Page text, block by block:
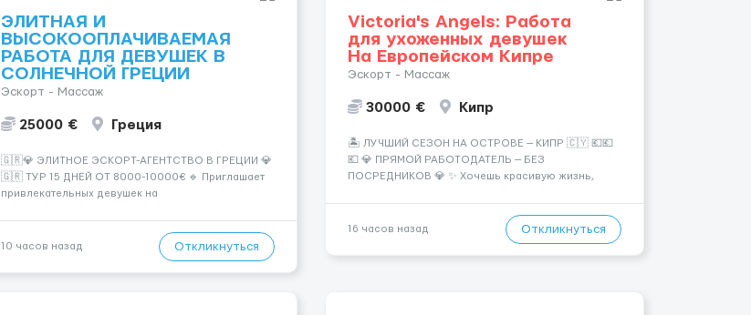
ЭЛИТНАЯ И
ВЫСОКООПЛАЧИВАЕМАЯ
РАБОТА ДЛЯ ДЕВУШЕК В
СОЛНЕЧНОЙ ГРЕЦИИ
Эскорт - Массаж
25000 € Греция
🇬🇷💎 ЭЛИТНОЕ ЭСКОРТ-АГЕНТСТВО В ГРЕЦИИ 💎
🇬🇷 ТУР 15 ДНЕЙ ОТ 8000-10000€ 🔹 Приглашает
привлекательных девушек на
хорошие деньги 💶 — это предложение для тебя! 🔹
10 часов назад Откликнуться
Victoria's Angels: Работа
для ухоженных девушек
На Европейском Кипре
Эскорт - Массаж
30000 € Кипр
🏝️ ЛУЧШИЙ СЕЗОН НА ОСТРОВЕ — КИПР 🇨🇾 💶💶
💶 💎 ПРЯМОЙ РАБОТОДАТЕЛЬ — БЕЗ
ПОСРЕДНИКОВ 💎 ✨ Хочешь красивую жизнь,
— Опытная команда с годами практики —
Стабильный поток клиентов (без ...
16 часов назад Откликнуться